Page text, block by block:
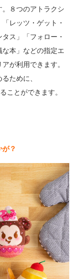
。８つのアトラクシ
レッツ・ゲット・
ス」「フォロー・
本」などの指定エ
が利用できます。
ために、
ことができます。
？